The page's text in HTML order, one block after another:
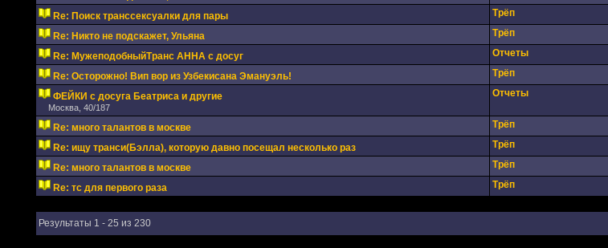
Re: Поиск транссексуалки для пары Трёп
Re: Никто не подскажет, Ульяна Трёп
Re: МужеподобныйТранс АННА с досуг Отчеты
Re: Осторожно! Вип вор из Узбекисана Эмануэль! Трёп
ФЕЙКИ с досуга Беатриса и другие
Москва, 40/187
Отчеты
Re: много талантов в москве Трёп
Re: ищу транси(Бэлла), которую давно посещал несколько раз Трёп
Re: много талантов в москве Трёп
Re: тс для первого раза Трёп
Результаты 1 - 25 из 230